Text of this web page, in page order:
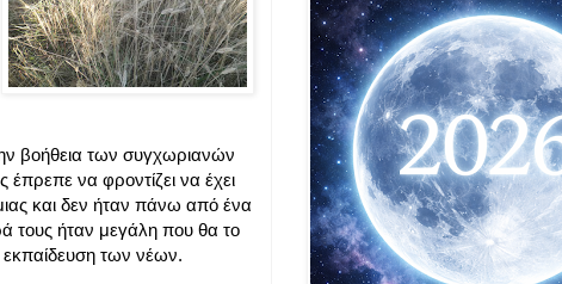
βοήθεια των συγχωριανών
έπρεπε να φροντίζει να έχει
και δεν ήταν πάνω από ένα
τους ήταν μεγάλη που θα το
εκπαίδευση των νέων.